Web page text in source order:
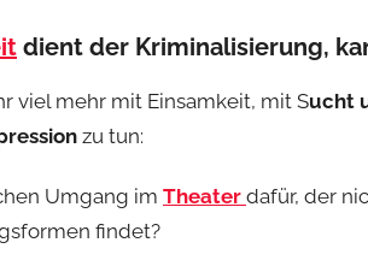
dient der Kriminalisierung,
viel mehr mit Einsamkeit, mit Sucht
zu tun:
Umgang im Theater dafür, der
findet?